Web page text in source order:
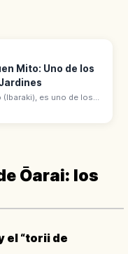
Mito: Uno de los
(Ibaraki), es uno de los
con Kenroku-en y
Ōarai: los
el “torii de